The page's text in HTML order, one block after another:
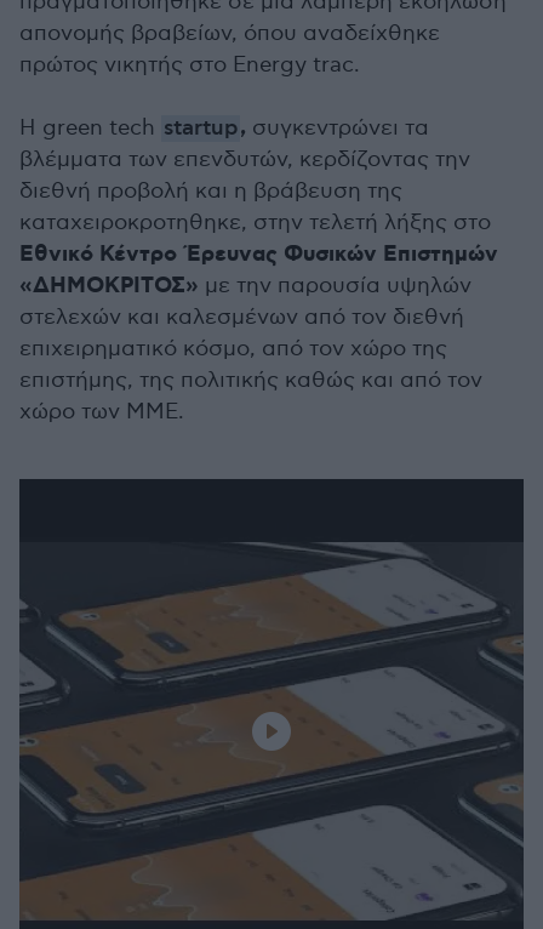
απονομής βραβείων, όπου αναδείχθηκε
πρώτος νικητής στο Energy trac.
Η green tech startup, συγκεντρώνει τα
βλέμματα των επενδυτών, κερδίζοντας την
διεθνή προβολή και η βράβευση της
καταχειροκροτηθηκε, στην τελετή λήξης στο
Εθνικό Κέντρο Έρευνας Φυσικών Επιστημών
«ΔΗΜΟΚΡΙΤΟΣ» με την παρουσία υψηλών
στελεχών και καλεσμένων από τον διεθνή
επιχειρηματικό κόσμο, από τον χώρο της
επιστήμης, της πολιτικής καθώς και από τον
χώρο των ΜΜΕ.